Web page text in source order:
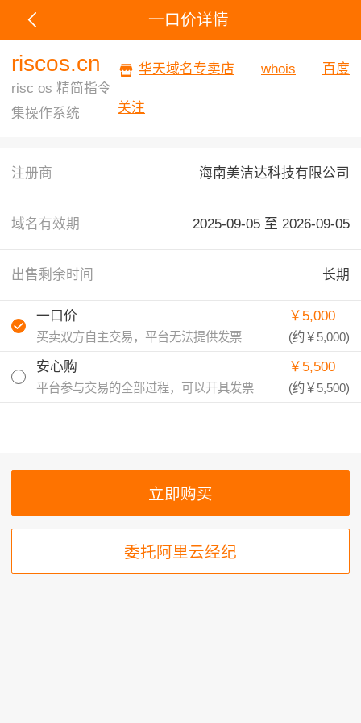
一口价详情
riscos.cn
risc os 精简指令
集操作系统
华天域名专卖店 whois 百度
关注
注册商 海南美洁达科技有限公司
域名有效期 2025-09-05 至 2026-09-05
出售剩余时间 长期
一口价
买卖双方自主交易，平台无法提供发票
￥5,000
(约￥5,000)
安心购
平台参与交易的全部过程，可以开具发票
￥5,500
(约￥5,500)
委托阿里云经纪